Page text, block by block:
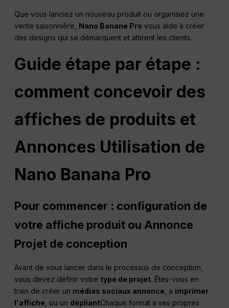
Que vous lanciez un nouveau produit ou organisiez une
vente saisonnière, Nano Banane Pro vous aide à créer
des designs qui se démarquent et attirent les clients.
Guide étape par étape :
comment concevoir des
affiches de produits et
Annonces Utilisation de
Nano Banana Pro
Pour commencer : configuration de
votre affiche produit ou Annonce
Projet de conception
Avant de vous lancer dans le processus de conception,
vous devez définir votre type de projet. Êtes-vous en
train de créer un médias sociaux annonce , a imprimer
l'affiche , ou un dépliantChaque format a ses propres